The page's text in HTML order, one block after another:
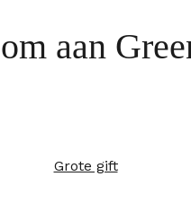
aan
Grote gift